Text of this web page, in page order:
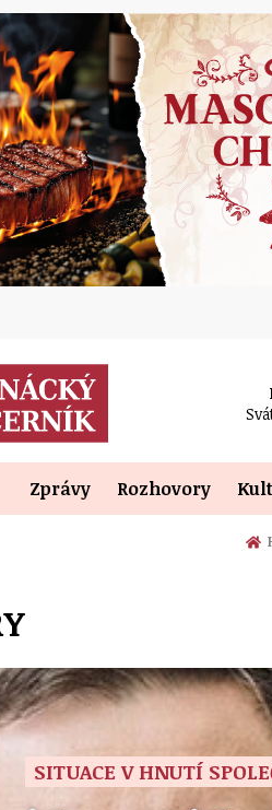
Zprávy Rozhovory
SITUACE V HNUTÍ